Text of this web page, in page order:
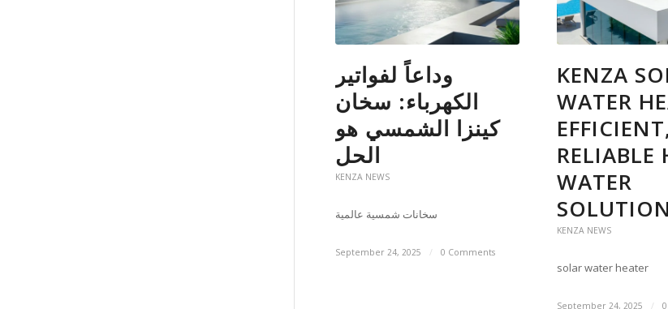
وداعاً لفواتير
الكهرباء: سخان
كينزا الشمسي هو
الحل
KENZA NEWS
سخانات شمسية عالمية
September 24, 2025 / 0 Comments
KENZA
WATER
RELIABLE
WATER
KENZA NEWS
solar water heater
September 24, 2025 /